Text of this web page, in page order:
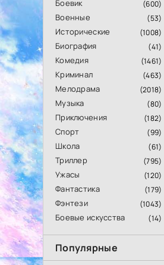
Боевик (600)
Военные (53)
Исторические (1008)
Биография (41)
Комедия (1461)
Криминал (463)
Мелодрама (2018)
Музыка (80)
Приключения (182)
Спорт (99)
Школа (61)
Триллер (795)
Ужасы (120)
Фантастика (179)
Фэнтези (1043)
Боевые искусства (14)
Популярные